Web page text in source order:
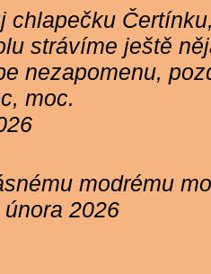
chlapečku
strávíme ještě
nezapomenu,
moc.
modrému
února 2026